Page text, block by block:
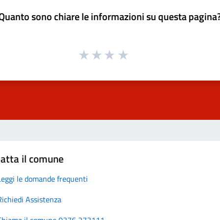
sono chiare le informazioni su questa
il comune
le domande frequenti
Assistenza